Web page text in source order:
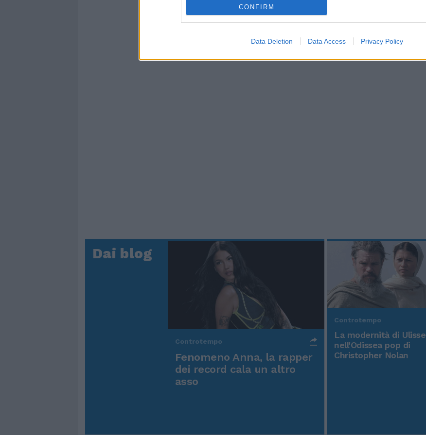
CONFIRM
Data Deletion Data Access Privacy Policy
Dai blog
Controtempo
Fenomeno Anna, la rapper
dei record cala un altro
asso
Controtempo
La modernità di Ulisse
nell'Odissea pop di
Christopher Nolan